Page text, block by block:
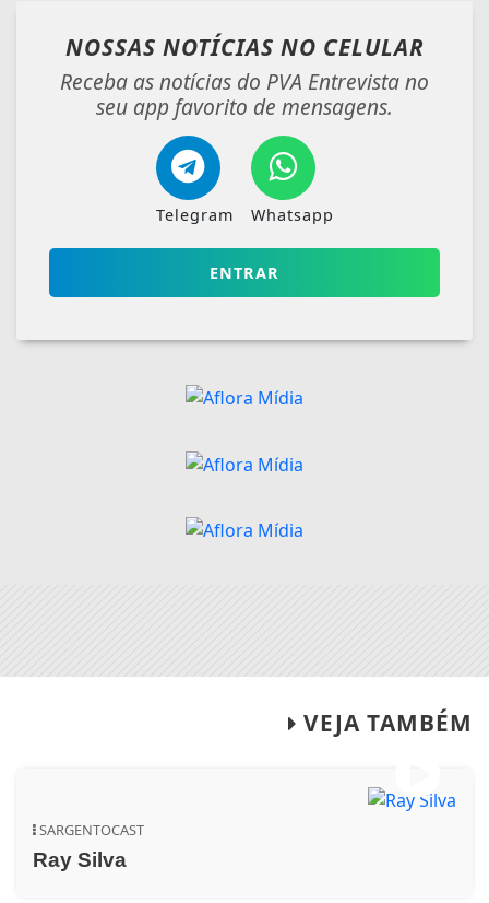
NOSSAS NOTÍCIAS NO CELULAR
Receba as notícias do PVA Entrevista no
seu app favorito de mensagens.
Telegram Whatsapp
ENTRAR
VEJA TAMBÉM
SARGENTOCAST
Ray Silva